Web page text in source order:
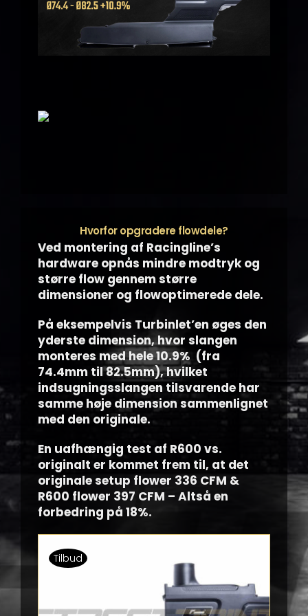
Hvorfor opgradere flowdele?
Ved montering af Racingline’s
hardware opnås mindre modtryk og
større flow gennem større
dimensioner og flowoptimerede dele.
På eksempelvis Turbinlet’en øges den
yderste dimension, hvor slangen
monteres med hele 10.9% (fra
74.4mm til 82.5mm), hvilket
indsugningsslangen tilsvarende har
samme høje dimension sammenlignet
med den originale.
En uafhængig test af R600 vs.
originalt er kommet frem til, at det
originale setup flower 336 CFM &
R600 flower 397 CFM – Altså en
forbedring på 18%.
Tilbud